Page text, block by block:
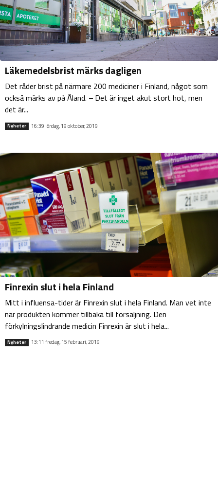
Läkemedelsbrist märks dagligen
Det råder brist på närmare 200 mediciner i Finland, något som
också märks av på Åland. – Det är inget akut stort hot, men
det är...
Nyheter 16:39 lördag, 19 oktober, 2019
Finrexin slut i hela Finland
Mitt i influensa-tider är Finrexin slut i hela Finland. Man vet inte
när produkten kommer tillbaka till försäljning. Den
förkylningslindrande medicin Finrexin är slut i hela...
Nyheter 13:11 fredag, 15 februari, 2019